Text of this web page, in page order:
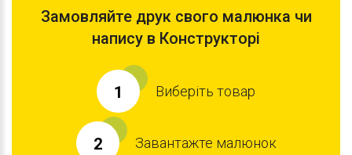
Замовляйте друк свого малюнка чи
напису в Конструкторі
1 Виберіть товар
2 Завантажте малюнок